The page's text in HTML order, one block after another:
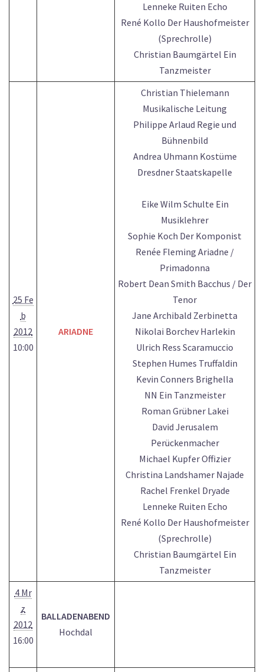
Lenneke Ruiten Echo
René Kollo Der Haushofmeister
(Sprechrolle)
Christian Baumgärtel Ein
Tanzmeister
25 Fe
b
2012
10:00
ARIADNE
Christian Thielemann
Musikalische Leitung
Philippe Arlaud Regie und
Bühnenbild
Andrea Uhmann Kostüme
Dresdner Staatskapelle
Eike Wilm Schulte Ein
Musiklehrer
Sophie Koch Der Komponist
Renée Fleming Ariadne /
Primadonna
Robert Dean Smith Bacchus / Der
Tenor
Jane Archibald Zerbinetta
Nikolai Borchev Harlekin
Ulrich Ress Scaramuccio
Stephen Humes Truffaldin
Kevin Conners Brighella
NN Ein Tanzmeister
Roman Grübner Lakei
David Jerusalem
Perückenmacher
Michael Kupfer Offizier
Christina Landshamer Najade
Rachel Frenkel Dryade
Lenneke Ruiten Echo
René Kollo Der Haushofmeister
(Sprechrolle)
Christian Baumgärtel Ein
Tanzmeister
4 Mr
z
2012
16:00
BALLADENABEND
Hochdal